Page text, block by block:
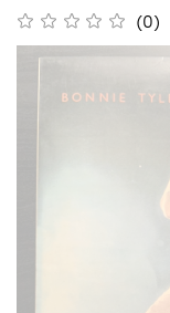
(0)